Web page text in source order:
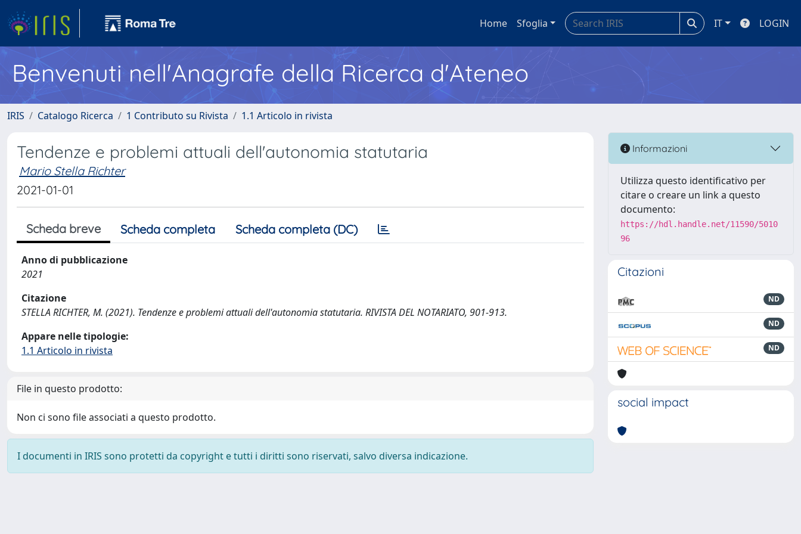
Home Sfoglia IT LOGIN
Benvenuti nell'Anagrafe della Ricerca d'Ateneo
IRIS Catalogo Ricerca 1 Contributo su Rivista 1.1 Articolo in rivista
Tendenze e problemi attuali dell'autonomia statutaria
Mario Stella Richter
2021-01-01
Scheda breve Scheda completa Scheda completa (DC)
Anno di pubblicazione
2021
Citazione
STELLA RICHTER, M. (2021). Tendenze e problemi attuali dell'autonomia statutaria. RIVISTA DEL NOTARIATO, 901-913.
Appare nelle tipologie:
1.1 Articolo in rivista
File in questo prodotto:
Non ci sono file associati a questo prodotto.
I documenti in IRIS sono protetti da copyright e tutti i diritti sono riservati, salvo diversa indicazione.
Informazioni
Utilizza questo identificativo per
citare o creare un link a questo
documento:
https://hdl.handle.net/11590/5010
96
Citazioni
ND
ND
ND
social impact